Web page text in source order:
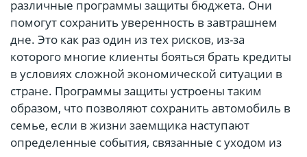
различные программы защиты бюджета. Они
помогут сохранить уверенность в завтрашнем
дне. Это как раз один из тех рисков, из-за
которого многие клиенты бояться брать кредиты
в условиях сложной экономической ситуации в
стране. Программы защиты устроены таким
образом, что позволяют сохранить автомобиль в
семье, если в жизни заемщика наступают
определенные события, связанные с уходом из